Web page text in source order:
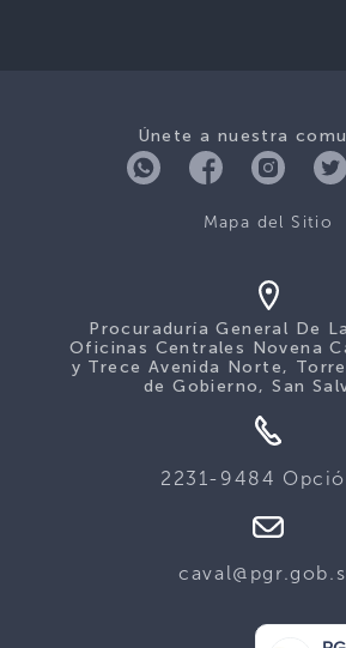
Únete a nuestra
Mapa del Sitio
Procuraduría General De
Oficinas Centrales Novena
y Trece Avenida Norte,
de Gobierno, San
2231-9484